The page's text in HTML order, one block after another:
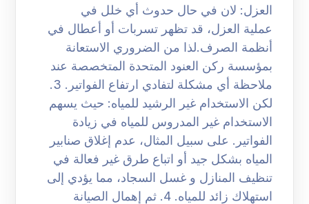
العزل: لان في حال حدوث أي خلل في
عملية العزل، قد تظهر تسربات أو أعطال في
أنظمة الصرف.لذا من الضروري الاستعانة
بمؤسسة ركن العنود المتحدة المتخصصة عند
ملاحظة أي مشكلة لتفادي ارتفاع الفواتير. 3.
لكن الاستخدام غير الرشيد للمياه: حيث يسهم
الاستخدام غير المدروس للمياه في زيادة
الفواتير. على سبيل المثال، عدم إغلاق صنابير
المياه بشكل جيد أو اتباع طرق غير فعالة في
تنظيف المنازل و غسل السجاد، مما يؤدي إلى
استهلاك زائد للمياه. 4. ثم إهمال الصيانة